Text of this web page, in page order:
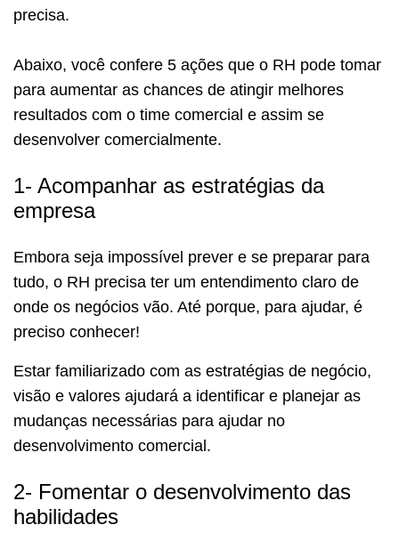
precisa.
Abaixo, você confere 5 ações que o RH pode tomar
para aumentar as chances de atingir melhores
resultados com o time comercial e assim se
desenvolver comercialmente.
1- Acompanhar as estratégias da
empresa
Embora seja impossível prever e se preparar para
tudo, o RH precisa ter um entendimento claro de
onde os negócios vão. Até porque, para ajudar, é
preciso conhecer!
Estar familiarizado com as estratégias de negócio,
visão e valores ajudará a identificar e planejar as
mudanças necessárias para ajudar no
desenvolvimento comercial.
2- Fomentar o desenvolvimento das
habilidades